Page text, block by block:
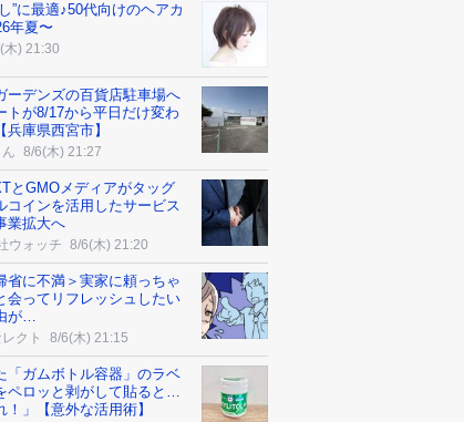
”に最適♪50代向けのヘアカ
年夏〜
木) 21:30
ーデンズの百貨店駐車場へ
トが8/17から平日だけ変わ
兵庫県西宮市】
8/6(木) 21:27
とGMOメディアがタッグ
コインを活用したサービス
業拡大へ
ウォッチ 8/6(木) 21:20
省に不満＞実家に頼っちゃ
会ってリフレッシュしたい
が…
クト 8/6(木) 21:15
「ガムボトル容器」のラベ
ペロッと剥がして貼ると…
！」【意外な活用術】